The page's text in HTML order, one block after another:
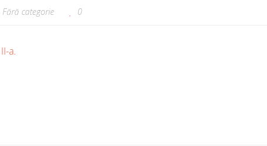
Fără categorie 0
a.